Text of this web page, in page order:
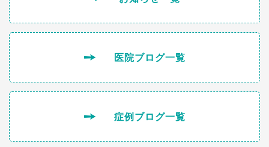
医院ブログ一覧
症例ブログ一覧